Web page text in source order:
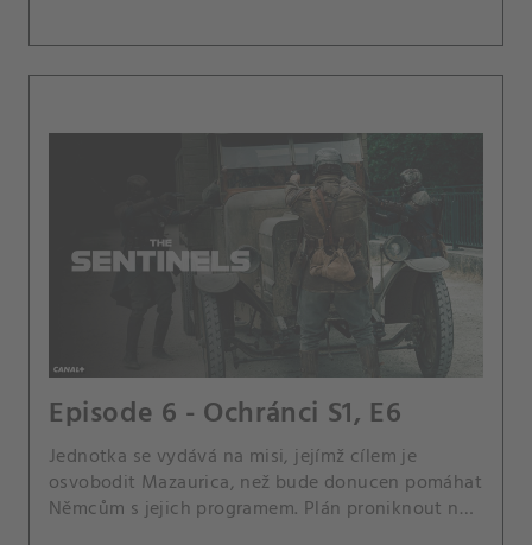
Episode 6 - Ochránci S1, E6
Jednotka se vydává na misi, jejímž cílem je
osvobodit Mazaurica, než bude donucen pomáhat
Němcům s jejich programem. Plán proniknout na